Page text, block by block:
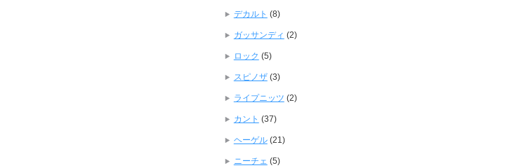
デカルト (8)
ガッサンディ (2)
ロック (5)
スピノザ(3)
ライプニッツ (2)
カント (37)
ヘーゲル(21)
ニーチェ (5)